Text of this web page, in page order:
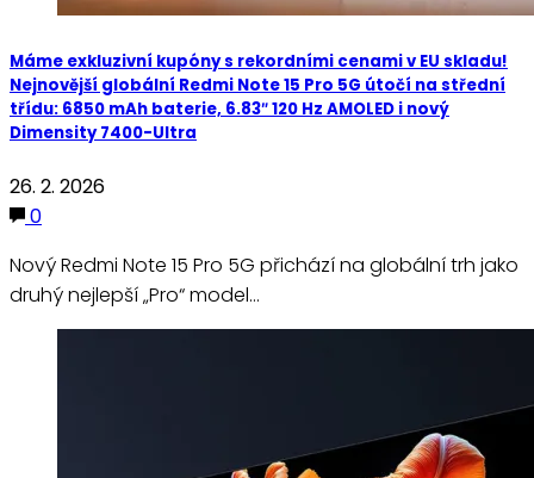
Máme exkluzivní kupóny s rekordními cenami v EU skladu!
Nejnovější globální Redmi Note 15 Pro 5G útočí na střední
třídu: 6850 mAh baterie, 6.83″ 120 Hz AMOLED i nový
Dimensity 7400-Ultra
26. 2. 2026
0
Nový Redmi Note 15 Pro 5G přichází na globální trh jako
druhý nejlepší „Pro“ model…